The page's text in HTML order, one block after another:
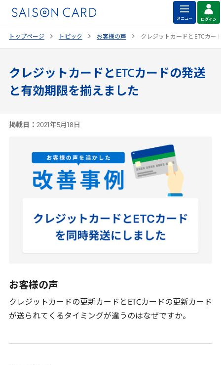
トップページ トピック お客様の声 クレジットカードと ETCカー
クレジットカードとETCカードの発送
と有効期限を揃えました
掲載日： 2021年5月18日
お客様の声
クレジットカードの更新カードと ETCカードの更新カード
が送られてくるタイミングが違うのはなぜですか。